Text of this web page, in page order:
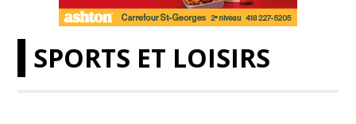
SPORTS ET LOISIRS